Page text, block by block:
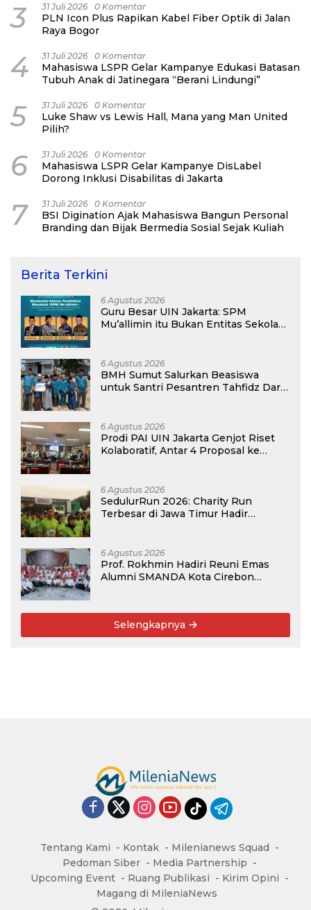
3 31 Juli 2026 0 Komentar
PLN Icon Plus Rapikan Kabel Fiber Optik di Jalan
Raya Bogor
4 31 Juli 2026 0 Komentar
Mahasiswa LSPR Gelar Kampanye Edukasi Batasan
Tubuh Anak di Jatinegara “Berani Lindungi”
5 31 Juli 2026 0 Komentar
Luke Shaw vs Lewis Hall, Mana yang Man United
Pilih?
6 31 Juli 2026 0 Komentar
Mahasiswa LSPR Gelar Kampanye DisLabel
Dorong Inklusi Disabilitas di Jakarta
7 31 Juli 2026 0 Komentar
BSI Digination Ajak Mahasiswa Bangun Personal
Branding dan Bijak Bermedia Sosial Sejak Kuliah
Berita Terkini
6 Agustus 2026
Guru Besar UIN Jakarta: SPM
Mu’allimin itu Bukan Entitas Sekolah
6 Agustus 2026
BMH Sumut Salurkan Beasiswa
untuk Santri Pesantren Tahfidz Darul
6 Agustus 2026
Prodi PAI UIN Jakarta Genjot Riset
Kolaboratif, Antar 4 Proposal ke
6 Agustus 2026
SedulurRun 2026: Charity Run
Terbesar di Jawa Timur Hadir
Guru Honorer
6 Agustus 2026
Prof. Rokhmin Hadiri Reuni Emas
Alumni SMANDA Kota Cirebon
Selengkapnya
Tentang Kami Kontak
Milenianews Squad
Pedoman Siber
Media Partnership
Upcoming Event
Ruang Publikasi
Kirim Opini
Magang di MileniaNews